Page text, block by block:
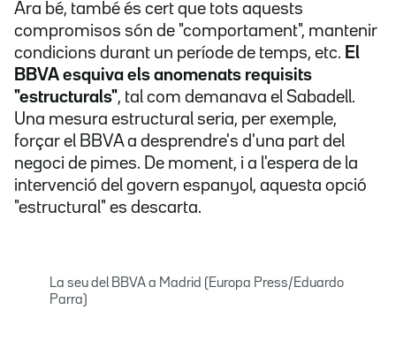
Ara bé, també és cert que tots aquests
compromisos són de "comportament", mantenir
condicions durant un període de temps, etc. El
BBVA esquiva els anomenats requisits
"estructurals", tal com demanava el Sabadell.
Una mesura estructural seria, per exemple,
forçar el BBVA a desprendre's d'una part del
negoci de pimes. De moment, i a l'espera de la
intervenció del govern espanyol, aquesta opció
"estructural" es descarta.
La seu del BBVA a Madrid (Europa Press/Eduardo
Parra)